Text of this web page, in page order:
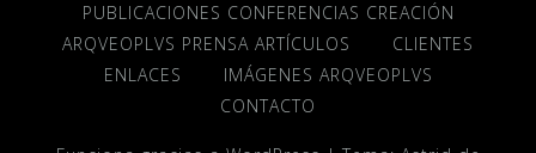
PUBLICACIONES CONFERENCIAS CREACIÓN
ARQVEOPLVS PRENSA ARTÍCULOS
CLIENTES
ENLACES
IMÁGENES ARQVEOPLVS
CONTACTO